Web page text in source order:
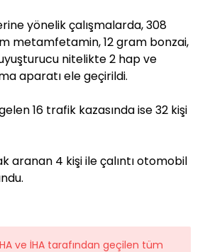
yönelik çalışmalarda, 308
metamfetamin, 12 gram bonzai,
nitelikte 2 hap ve
aparatı ele geçirildi.
16 trafik kazasında ise 32 kişi
aranan 4 kişi ile çalıntı otomobil
ve İHA tarafından geçilen tüm